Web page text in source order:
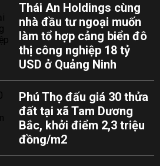
Thái An Holdings cùng
nhà đầu tư ngoại muốn
làm tổ hợp cảng biển đô
thị công nghiệp 18 tỷ
USD ở Quảng Ninh
Phú Thọ đấu giá 30 thửa
đất tại xã Tam Dương
Bắc, khởi điểm 2,3 triệu
đồng/m2